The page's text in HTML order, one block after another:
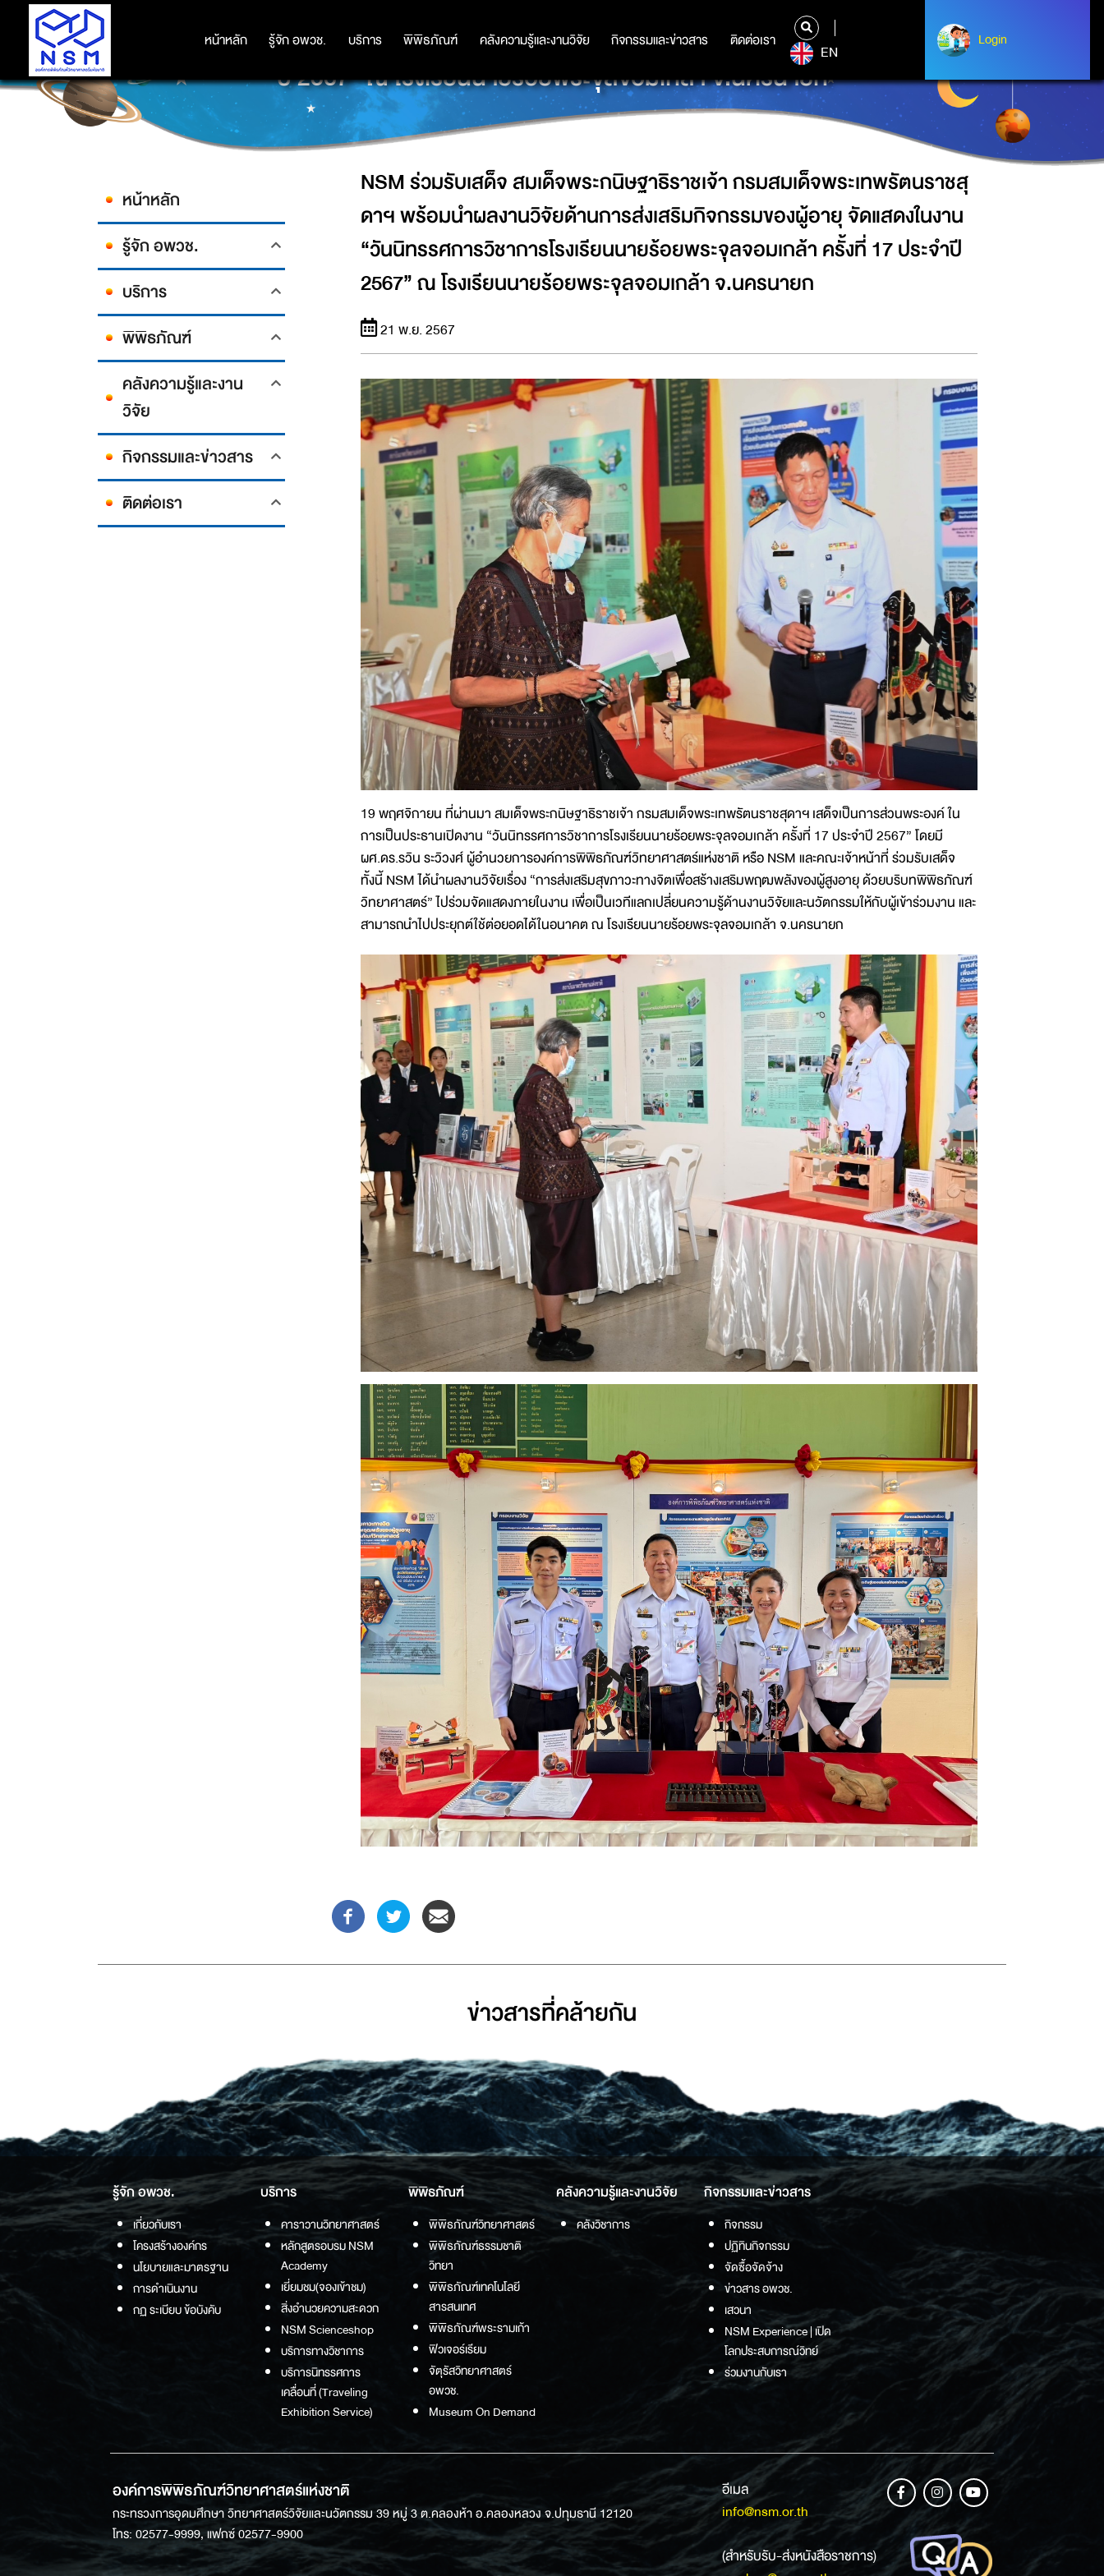
หน้าหลัก รู้จัก อพวช. บริการ พิพิธภัณฑ์ คลังความรู้และงานวิจัย กิจกรรมและข่าวสาร ติดต่อเรา
หน้าหลัก รู้จัก อพวช. บริการ พิพิธภัณฑ์ คลังความรู้และงานวิจัย กิจกรรมและข่าวสาร ติดต่อเรา
EN
Login
Login
NSM ร่วมรับเสด็จ สมเด็จพระกนิษฐาธิราชเจ้า กรมสมเด็จพระเทพรัตนราชสุดาฯ พร้อมนำผลงานวิจัยด้านการส่ง
เสริมกิจกรรมของผู้อายุ จัดแสดงในงาน “วันนิทรรศการวิชาการโรงเรียนนายร้อยพระจุลจอมเกล้า ครั้งที่ 17 ประจำ
ปี 2567” ณ โรงเรียนนายร้อยพระจุลจอมเกล้า จ.นครนายก
หน้าหลัก
รู้จัก อพวช.
บริการ
พิพิธภัณฑ์
คลังความรู้และงาน
วิจัย
กิจกรรมและข่าวสาร
ติดต่อเรา
NSM ร่วมรับเสด็จ สมเด็จพระกนิษฐาธิราชเจ้า กรมสมเด็จพระเทพรัตนราชสุ
ดาฯ พร้อมนำผลงานวิจัยด้านการส่งเสริมกิจกรรมของผู้อายุ จัดแสดงในงาน
“วันนิทรรศการวิชาการโรงเรียนนายร้อยพระจุลจอมเกล้า ครั้งที่ 17 ประจำปี
2567” ณ โรงเรียนนายร้อยพระจุลจอมเกล้า จ.นครนายก
21 พ.ย. 2567
19 พฤศจิกายน ที่ผ่านมา สมเด็จพระกนิษฐาธิราชเจ้า กรมสมเด็จพระเทพรัตนราชสุดาฯ เสด็จเป็นการส่วนพระองค์ ใน
การเป็นประธานเปิดงาน “วันนิทรรศการวิชาการโรงเรียนนายร้อยพระจุลจอมเกล้า ครั้งที่ 17 ประจำปี 2567” โดยมี
ผศ.ดร.รวิน ระวิวงศ์ ผู้อำนวยการองค์การพิพิธภัณฑ์วิทยาศาสตร์แห่งชาติ หรือ NSM และคณะเจ้าหน้าที่ ร่วมรับเสด็จ
ทั้งนี้ NSM ได้นำผลงานวิจัยเรื่อง “การส่งเสริมสุขภาวะทางจิตเพื่อสร้างเสริมพฤฒพลังของผู้สูงอายุ ด้วยบริบทพิพิธภัณฑ์
วิทยาศาสตร์” ไปร่วมจัดแสดงภายในงาน เพื่อเป็นเวทีแลกเปลี่ยนความรู้ด้านงานวิจัยและนวัตกรรมให้กับผู้เข้าร่วมงาน และ
สามารถนำไปประยุกต์ใช้ต่อยอดได้ในอนาคต ณ โรงเรียนนายร้อยพระจุลจอมเกล้า จ.นครนายก
ข่าวสารที่่คล้ายกัน
รู้จัก อพวช.
เกี่ยวกับเรา
โครงสร้างองค์กร
นโยบายและมาตรฐาน
การดำเนินงาน
กฏ ระเบียบ ข้อบังคับ
บริการ
คาราวานวิทยาศาสตร์
หลักสูตรอบรม NSM
Academy
เยี่ยมชม(จองเข้าชม)
สิ่งอำนวยความสะดวก
NSM Scienceshop
บริการทางวิชาการ
บริการนิทรรศการ
เคลื่อนที่ (Traveling
Exhibition Service)
พิพิธภัณฑ์
พิพิธภัณฑ์วิทยาศาสตร์
พิพิธภัณฑ์ธรรมชาติ
วิทยา
พิพิธภัณฑ์เทคโนโลยี
สารสนเทศ
พิพิธภัณฑ์พระรามเก้า
ฟิวเจอร์เรียม
จัตุรัสวิทยาศาสตร์
อพวช.
Museum On Demand
คลังความรู้และงานวิจัย
คลังวิชาการ
กิจกรรมและข่าวสาร
กิจกรรม
ปฏิทินกิจกรรม
จัดซื้อจัดจ้าง
ข่าวสาร อพวช.
เสวนา
NSM Experience | เปิด
โลกประสบการณ์วิทย์
ร่วมงานกับเรา
องค์การพิพิธภัณฑ์วิทยาศาสตร์แห่งชาติ
กระทรวงการอุดมศึกษา วิทยาศาสตร์วิจัยและนวัตกรรม 39 หมู่ 3 ต.คลองห้า อ.คลองหลวง จ.ปทุมธานี 12120
โทร: 02577-9999, แฟกซ์ 02577-9900
อีเมล
info@nsm.or.th
(สำหรับรับ-ส่งหนังสือราชการ)